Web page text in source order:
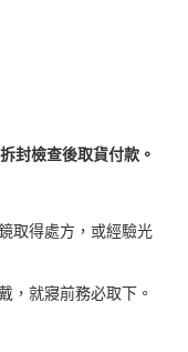
封檢查後取貨付款。
取得處方，或經驗光
，就寢前務必取下。